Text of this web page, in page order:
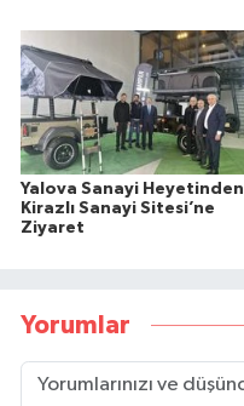
Yalova Sanayi Heyetinden
Kirazlı Sanayi Sitesi’ne
Ziyaret
Yorumlar